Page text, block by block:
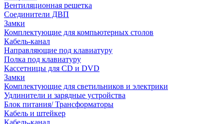
Вентиляционная решетка
Соединители ДВП
Замки
Комплектующие для компьютерных столов
Кабель-канал
Направляющие под клавиатуру
Полка под клавиатуру
Кассетницы для CD и DVD
Замки
Комплектующие для светильников и электрики
Удлинители и зарядные устройства
Блок питания/ Трансформаторы
Кабель и штейкер
Кабель-канал